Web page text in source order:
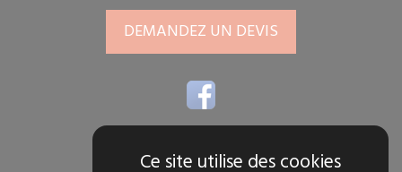
DEMANDEZ UN DEVIS
Ce site utilise des cookies